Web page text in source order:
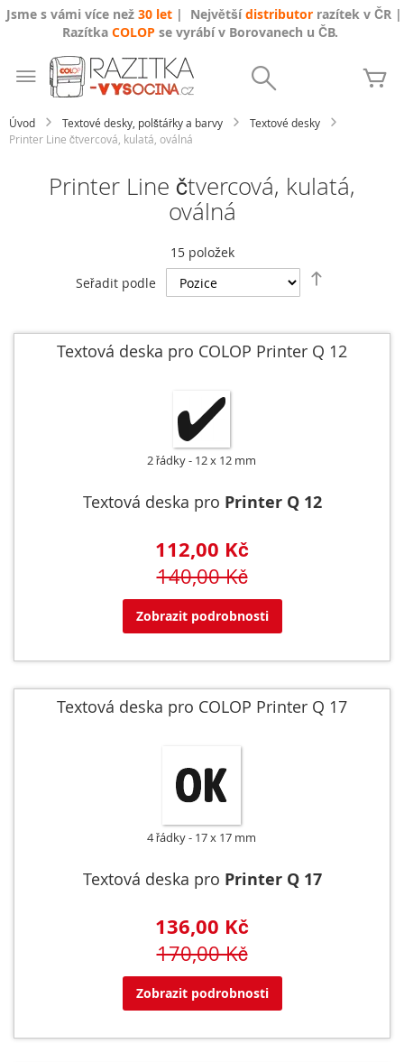
Jsme s vámi více než 30 let| Největšídistributorrazítek v ČR |
Razítka COLOP se vyrábí v Borovanech u ČB.
Úvod Textové desky, polštářky a barvy
Textové desky
Printer Line čtvercová, kulatá, oválná
Printer Line čtvercová, kulatá,
oválná
15položek
Seřadit podle
Textová deska pro COLOP Printer Q 12
2 řádky 12 x 12 mm
Textová deska pro Printer Q 12
112,00 Kč
140,00 Kč
Zobrazit podrobnosti
Textová deska pro COLOP Printer Q 17
4 řádky 17 x 17 mm
Textová deska pro Printer Q 17
136,00 Kč
170,00 Kč
Zobrazit podrobnosti